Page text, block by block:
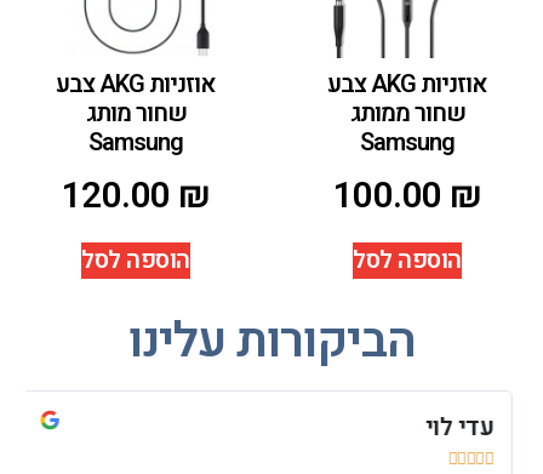
אוזניות AKG צבע
שחור ממותג
Samsung
100.00₪
הוספה לסל
אוזניות AKG צבע
שחור מותג
Samsung
120.00₪
הוספה לסל
הביקורות עלינו
עדי לוי



